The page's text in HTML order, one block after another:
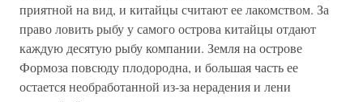
приятной на вид, и китайцы считают ее лакомством. За
право ловить рыбу у самого острова китайцы отдают
каждую десятую рыбу компании. Земля на острове
Формоза повсюду плодородна, и большая часть ее
остается необработанной из-за нерадения и лени